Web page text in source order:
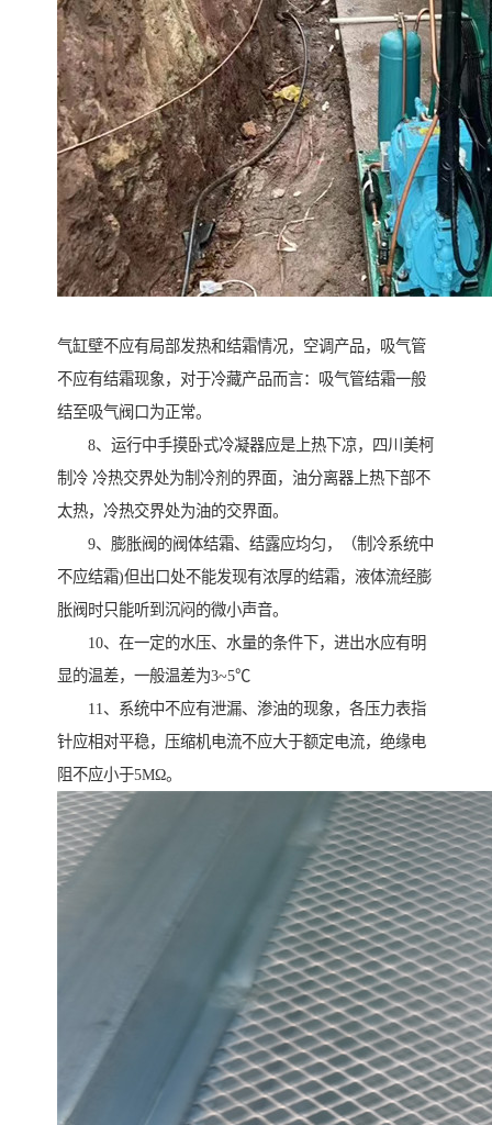
气缸壁不应有局部发热和结霜情况，空调产品，吸气管
不应有结霜现象，对于冷藏产品而言：吸气管结霜一般
结至吸气阀口为正常。
8、运行中手摸卧式冷凝器应是上热下凉，四川美柯
制冷 冷热交界处为制冷剂的界面，油分离器上热下部不
太热，冷热交界处为油的交界面。
9、膨胀阀的阀体结霜、结露应均匀，（制冷系统中
不应结霜)但出口处不能发现有浓厚的结霜，液体流经膨
胀阀时只能听到沉闷的微小声音。
10、在一定的水压、水量的条件下，进出水应有明
显的温差，一般温差为3~5℃
11、系统中不应有泄漏、渗油的现象，各压力表指
针应相对平稳，压缩机电流不应大于额定电流，绝缘电
阻不应小于5MΩ。